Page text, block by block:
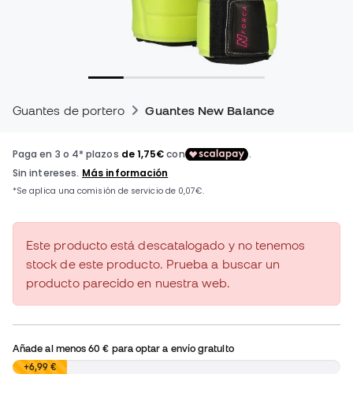
Guantes de portero Guantes New Balance
Este producto está descatalogado y no tenemos
stock de este producto. Prueba a buscar un
producto parecido en nuestra web.
Añade al menos60 € para optar a envío gratuito
0,00 €
+6,99 €